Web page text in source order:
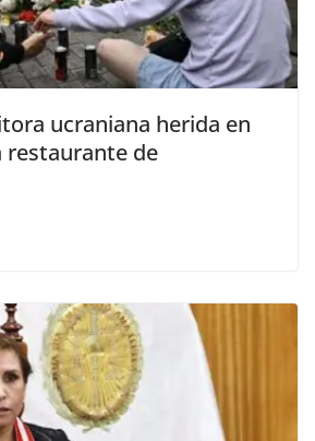
ucraniana herida en
restaurante de